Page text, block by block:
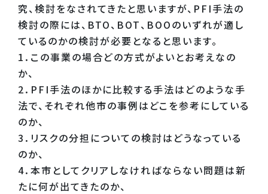
究、検討をなされてきたと思いますが、PFI手法の
検討の際には、BTO、BOT、BOOのいずれが適し
ているのかの検討が必要となると思います。
1．この事業の場合どの方式がよいとお考えなの
か、
2．PFI手法のほかに比較する手法はどのような手
法で、それぞれ他市の事例はどこを参考にしている
のか、
3．リスクの分担についての検討はどうなっている
のか、
4．本市としてクリアしなければならない問題は新
たに何が出てきたのか、